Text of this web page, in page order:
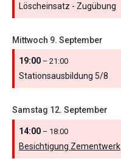
Löscheinsatz - Zugübung
Mittwoch 9. September
19:00 – 21:00
Stationsausbildung 5/8
Samstag 12. September
14:00 – 18:00
Besichtigung Zementwerk